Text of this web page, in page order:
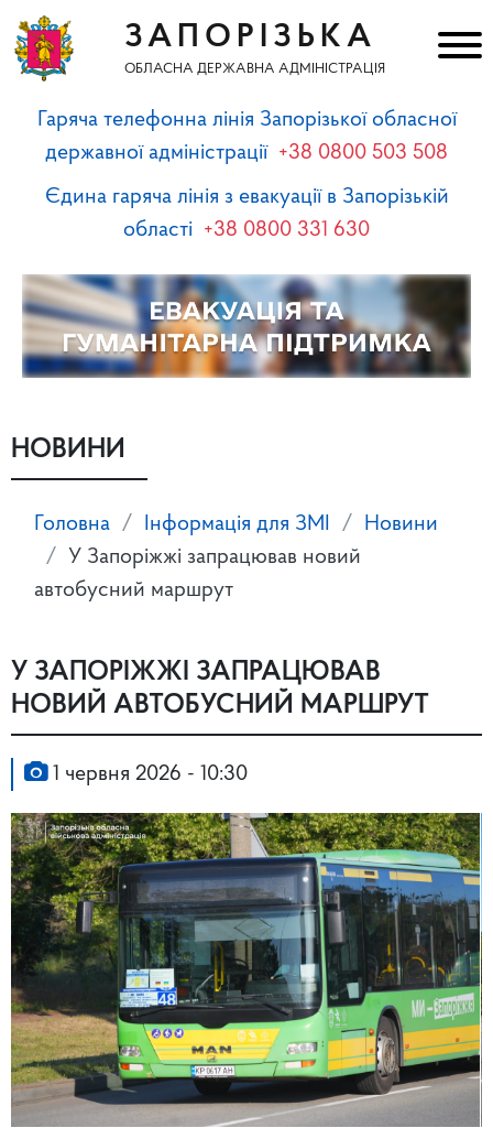
ЗАПОРІЗЬКА
ОБЛАСНА ДЕРЖАВНА АДМІНІСТРАЦІЯ
Гаряча телефонна лінія Запорізької обласної
державної адміністрації +38 0800 503 508
Єдина гаряча лінія з евакуації в Запорізькій
області +38 0800 331 630
НОВИНИ
Головна Інформація для ЗМІ
Новини
У Запоріжжі запрацював новий
автобусний маршрут
У ЗАПОРІЖЖІ ЗАПРАЦЮВАВ
НОВИЙ АВТОБУСНИЙ МАРШРУТ
1 червня 2026 - 10:30